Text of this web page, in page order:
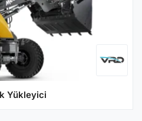
Yükleyici